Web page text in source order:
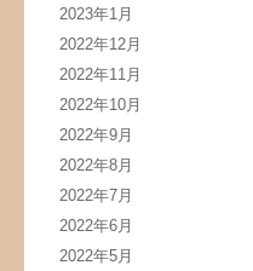
2023年1月
2022年12月
2022年11月
2022年10月
2022年9月
2022年8月
2022年7月
2022年6月
2022年5月